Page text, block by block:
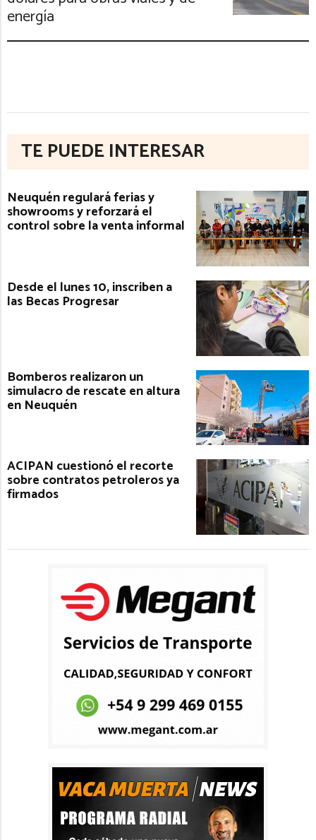
energía
TE PUEDE INTERESAR
Neuquén regulará ferias y
showrooms y reforzará el
control sobre la venta informal
Desde el lunes 10, inscriben a
las Becas Progresar
Bomberos realizaron un
simulacro de rescate en altura
en Neuquén
ACIPAN cuestionó el recorte
sobre contratos petroleros ya
firmados